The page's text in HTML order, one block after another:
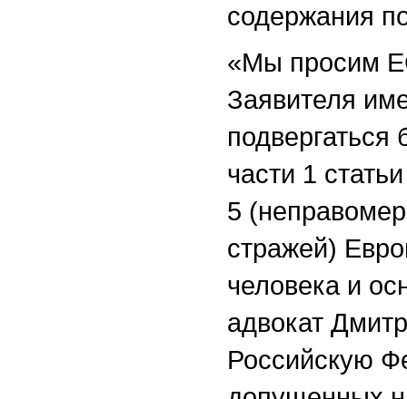
содержания
«Мы просим
Заявителя
части 1
5
стражей)
человека и
адвокат
Российскую